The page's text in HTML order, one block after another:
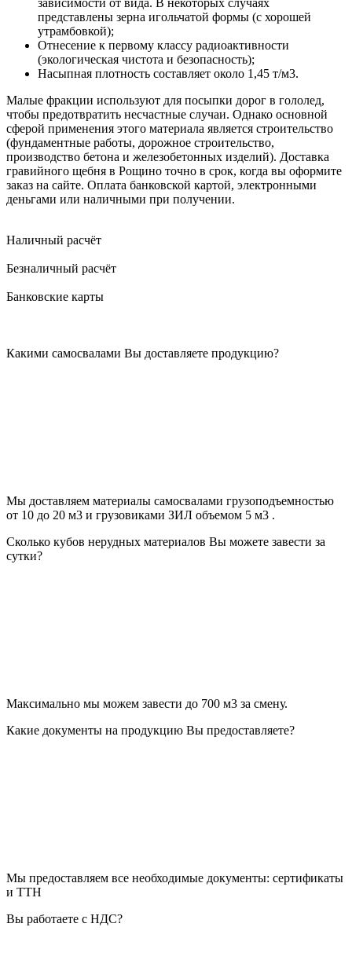
зависимости от вида. В некоторых случаях
представлены зерна игольчатой формы (с хорошей
утрамбовкой);
Отнесение к первому классу радиоактивности
(экологическая чистота и безопасность);
Насыпная плотность составляет около 1,45 т/м3.
Малые фракции используют для посыпки дорог в гололед,
чтобы предотвратить несчастные случаи. Однако основной
сферой применения этого материала является строительство
(фундаментные работы, дорожное строительство,
производство бетона и железобетонных изделий). Доставка
гравийного щебня в Рощино точно в срок, когда вы оформите
заказ на сайте. Оплата банковской картой, электронными
деньгами или наличными при получении.
Наличный расчёт
Безналичный расчёт
Банковские карты
Какими самосвалами Вы доставляете продукцию?
Мы доставляем материалы самосвалами грузоподъемностью
от 10 до 20 м3 и грузовиками ЗИЛ объемом 5 м3 .
Сколько кубов нерудных материалов Вы можете завести за
сутки?
Максимально мы можем завести до 700 м3 за смену.
Какие документы на продукцию Вы предоставляете?
Мы предоставляем все необходимые документы: сертификаты
и ТТН
Вы работаете с НДС?